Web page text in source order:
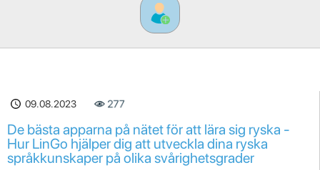
09.08.2023 277
De bästa apparna på nätet för att lära sig ryska -
Hur LinGo hjälper dig att utveckla dina ryska
språkkunskaper på olika svårighetsgrader